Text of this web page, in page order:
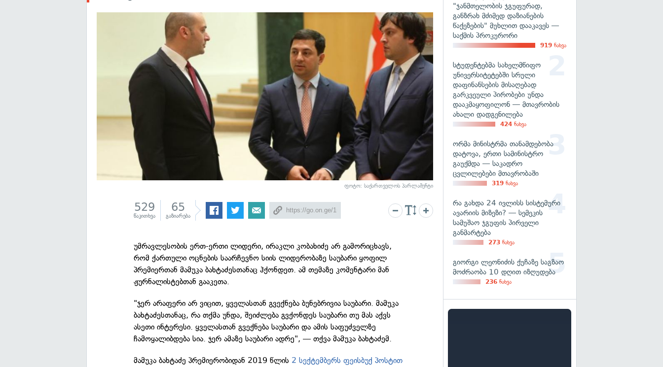
ფოტო: საქართველოს პარლამენტი
529
წაკითხვა
65
გაზიარება
უმრავლესობის ერთ-ერთი ლიდერი, ირაკლი კობახიძე არ გამორიცხავს,
რომ ქართული ოცნების საარჩევნო სიის ლიდერობაზე საუბარი ყოფილ
პრემიერთან მამუკა ბახტაძესთანაც ჰქონდეთ. ამ თემაზე კომენტარი მან
ჟურნალისტებთან გააკეთა.
"ჯერ არაფერი არ ვიცით, ყველასთან გვექნება ბუნებრივია საუბარი. მამუკა
ბახტაძესთანაც, რა თქმა უნდა, შეიძლება გვქონდეს საუბარი თუ მას აქვს
ასეთი ინტერესი. ყველასთან გვექნება საუბარი და ამის საფუძველზე
ჩამოყალიბდება სია. ჯერ ამაზე საუბარი ადრე", — თქვა მამუკა ბახტაძემ.
მამუკა ბახტაძე პრემიერობიდან 2019 წლის 2 სექტემბერს ფეისბუქ პოსტით
"ჯანმთელობის ჯგუფურად,
განზრახ მძიმედ დაზიანების
წაქეზების" მუხლით დააკავეს —
საქმის პროკურორი
919 ნახვა
სტუდენტებმა სახელმწიფო
უნივერსიტეტებში სრული
დაფინანსების მისაღებად
გარკვეული პირობები უნდა
დააკმაყოფილონ — მთავრობის
ახალი დადგენილება
424 ნახვა
ორმა მინისტრმა თანამდებობა
დატოვა, ერთი სამინისტრო
გაუქმდა — საკადრო
ცვლილებები მთავრობაში
319 ნახვა
რა გახდა 24 ივლისს სისტემური
ავარიის მიზეზი? — სემეკის
სამუშაო ჯგუფის პირველი
განმარტება
273 ნახვა
გიორგი ლეონიძის ქუჩაზე საგზაო
მოძრაობა 10 დღით იზღუდება
236 ნახვა